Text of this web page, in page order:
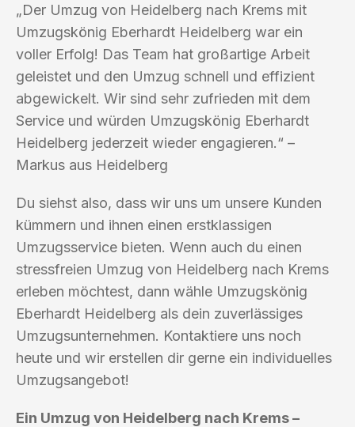
„Der Umzug von Heidelberg nach Krems mit
Umzugskönig Eberhardt Heidelberg war ein
voller Erfolg! Das Team hat großartige Arbeit
geleistet und den Umzug schnell und effizient
abgewickelt. Wir sind sehr zufrieden mit dem
Service und würden Umzugskönig Eberhardt
Heidelberg jederzeit wieder engagieren.“ –
Markus aus Heidelberg
Du siehst also, dass wir uns um unsere Kunden
kümmern und ihnen einen erstklassigen
Umzugsservice bieten. Wenn auch du einen
stressfreien Umzug von Heidelberg nach Krems
erleben möchtest, dann wähle Umzugskönig
Eberhardt Heidelberg als dein zuverlässiges
Umzugsunternehmen. Kontaktiere uns noch
heute und wir erstellen dir gerne ein individuelles
Umzugsangebot!
Ein Umzug von Heidelberg nach Krems –